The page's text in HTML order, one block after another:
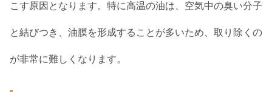
こす原因となります。特に高温の油は、空気中の臭い分子
と結びつき、油膜を形成することが多いため、取り除くの
が非常に難しくなります。